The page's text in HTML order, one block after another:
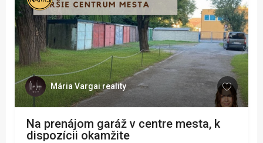
Mária Vargai reality
Na prenájom garáž v centre mesta, k
dispozícii okamžite